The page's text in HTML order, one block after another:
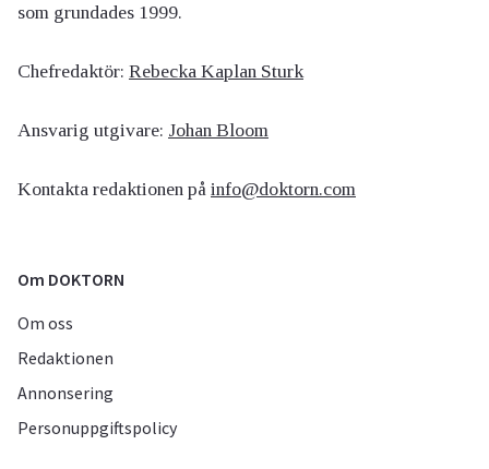
som grundades 1999.
Chefredaktör: Rebecka Kaplan Sturk
Ansvarig utgivare: Johan Bloom
Kontakta redaktionen på info@doktorn.com
Om DOKTORN
Om oss
Redaktionen
Annonsering
Personuppgiftspolicy